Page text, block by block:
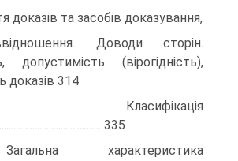
доказів та засобів доказування,
Доводи сторін.
допустимість (вірогідність),
доказів 314
335
характеристика